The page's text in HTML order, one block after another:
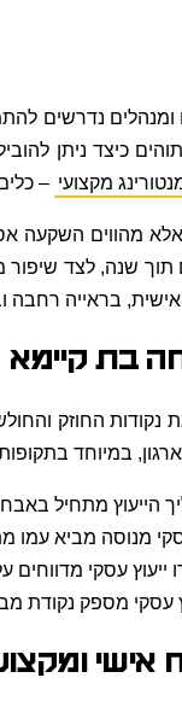
נדרשים
כיצד ניתן
מקצועי –
מהווים השקעה
הארגוניים
אישית, בראייה
בת קיימא
נקודות החוזק
במיוחד
הייעוץ מתחיל
מנוסה מביא עמו
על עלייה של 20%-30% במדדי הצלחה מרכזיים, כמו
עסקי מספק נקודת
אישי